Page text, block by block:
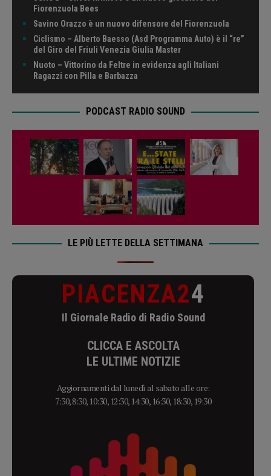
Fiorenzuola Bees
Savino Orazzo è un nuovo difensore del Fiorenzuola
Ciclismo – Alberto Baesso (Asd Programma Auto) è il “re”
del Giro del Friuli Venezia Giulia Master
Nuoto – Vittorino da Feltre in evidenza agli Italiani
Ragazzi con Pilla e Barbazza
PODCAST RADIO SOUND
LE PIÙ LETTE DELLA SETTIMANA
PIACENZA24
Il Giornale Radio di Radio Sound
CLICCA E ASCOLTA
LE ULTIME NOTIZIE
Aggiornamenti dal lunedì al sabato alle ore:
7:30, 8:30, 10:30, 12:30, 14:30, 16:30, 18:30, 19:30